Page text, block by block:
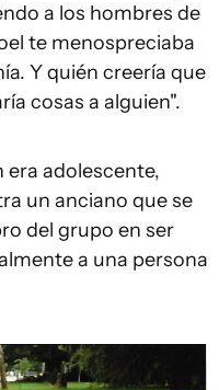
a los hombres de
te menospreciaba
Y quién creería que
cosas a alguien".
era adolescente,
un anciano que se
del grupo en ser
a una persona